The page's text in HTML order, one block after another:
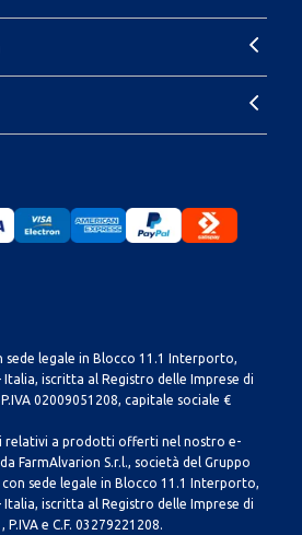
sede legale in Blocco 11.1 Interporto,
iscritta al Registro delle Imprese di
02009051208, capitale sociale €
relativi a prodotti offerti nel nostro e-
FarmAlvarion S.r.l., società del Gruppo
con sede legale in Blocco 11.1 Interporto,
iscritta al Registro delle Imprese di
e C.F. 03279221208.